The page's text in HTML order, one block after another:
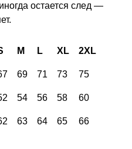
остается след —
M L XL 2XL
69 71 73 75
54 56 58 60
63 64 65 66